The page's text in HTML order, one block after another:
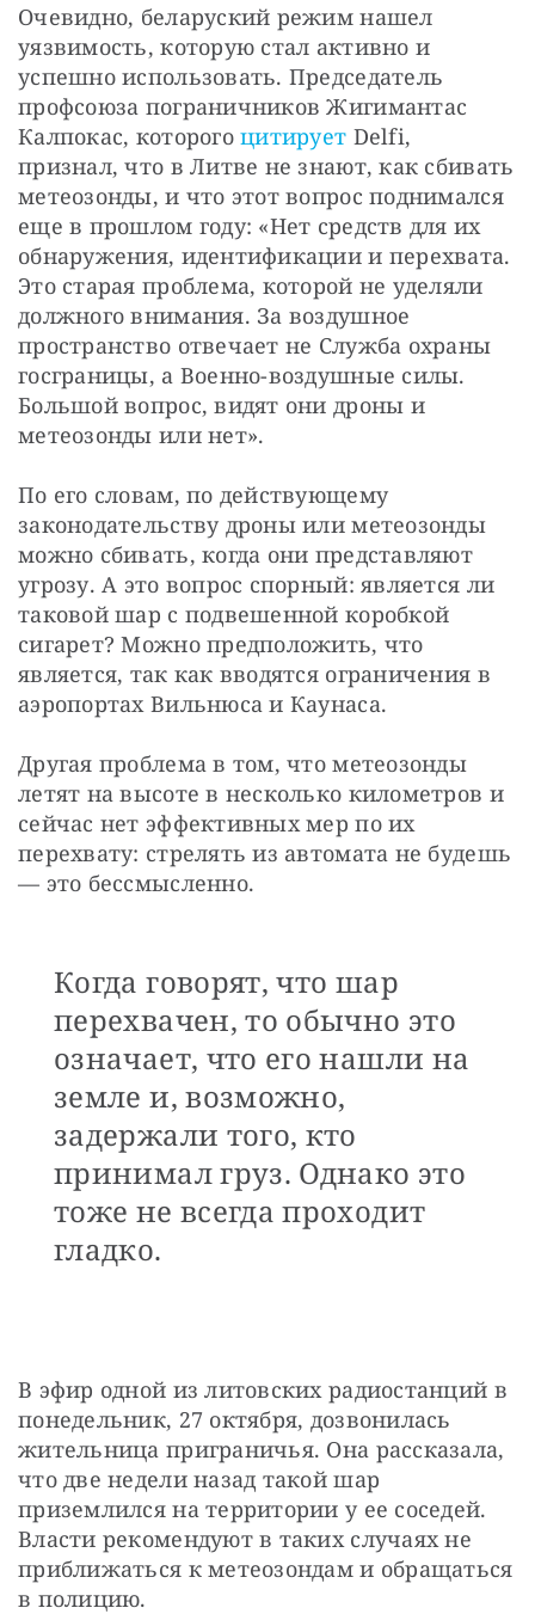
Очевидно, беларуский режим нашел
уязвимость, которую стал активно и
успешно использовать. Председатель
профсоюза пограничников Жигимантас
Калпокас, которого цитирует Delfi,
признал, что в Литве не знают, как сбивать
метеозонды, и что этот вопрос поднимался
еще в прошлом году: «Нет средств для их
обнаружения, идентификации и перехвата.
Это старая проблема, которой не уделяли
должного внимания. За воздушное
пространство отвечает не Служба охраны
госграницы, а Военно-воздушные силы.
Большой вопрос, видят они дроны и
метеозонды или нет».
По его словам, по действующему
законодательству дроны или метеозонды
можно сбивать, когда они представляют
угрозу. А это вопрос спорный: является ли
таковой шар с подвешенной коробкой
сигарет? Можно предположить, что
является, так как вводятся ограничения в
аэропортах Вильнюса и Каунаса.
Другая проблема в том, что метеозонды
летят на высоте в несколько километров и
сейчас нет эффективных мер по их
перехвату: стрелять из автомата не будешь
— это бессмысленно.
Когда говорят, что шар
перехвачен, то обычно это
означает, что его нашли на
земле и, возможно,
задержали того, кто
принимал груз. Однако это
тоже не всегда проходит
гладко.
В эфир одной из литовских радиостанций в
понедельник, 27 октября, дозвонилась
жительница приграничья. Она рассказала,
что две недели назад такой шар
приземлился на территории у ее соседей.
Власти рекомендуют в таких случаях не
приближаться к метеозондам и обращаться
в полицию.